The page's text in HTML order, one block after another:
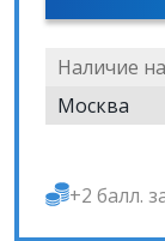
Наличие
Москва
+2 балл.